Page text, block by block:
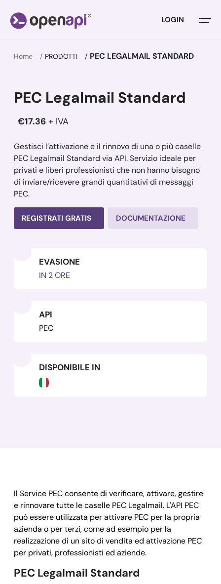
LOGIN
Home PRODOTTI PEC LEGALMAIL STANDARD
PEC Legalmail Standard
€17.36 + IVA
Gestisci l’attivazione e il rinnovo di una o più caselle
PEC Legalmail Standard via API. Servizio ideale per
privati e liberi professionisti che non hanno bisogno
di inviare/ricevere grandi quantitativi di messaggi
PEC.
REGISTRATI GRATIS DOCUMENTAZIONE
EVASIONE
IN 2 ORE
API
PEC
DISPONIBILE IN
Il Service PEC consente di verificare, attivare, gestire
e rinnovare tutte le caselle PEC Legalmail. L'API PEC
può essere utilizzata per attivare PEC per la propria
azienda o per terzi, come ad esempio per la
realizzazione di un sito di vendita ed attivazione PEC
per privati, professionisti ed aziende.
PEC Legalmail Standard